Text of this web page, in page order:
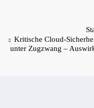
Kritische Cloud-
unter Zugzwang –